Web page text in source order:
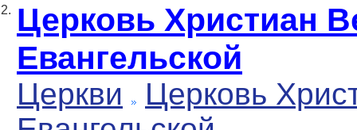
2. Церковь Христиан
Евангельской
Церкви
Церковь